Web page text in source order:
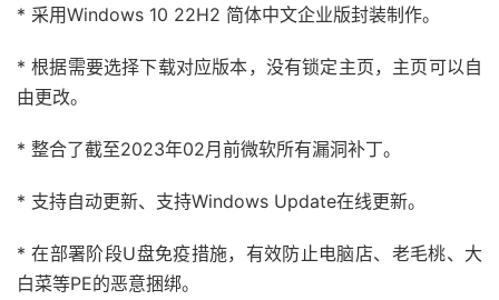
* 采用Windows 10 22H2 简体中文企业版封装制作。
* 根据需要选择下载对应版本，没有锁定主页，主页可以自
由更改。
* 整合了截至2023年02月前微软所有漏洞补丁。
* 支持自动更新、支持Windows Update在线更新。
* 在部署阶段U盘免疫措施，有效防止电脑店、老毛桃、大
白菜等PE的恶意捆绑。